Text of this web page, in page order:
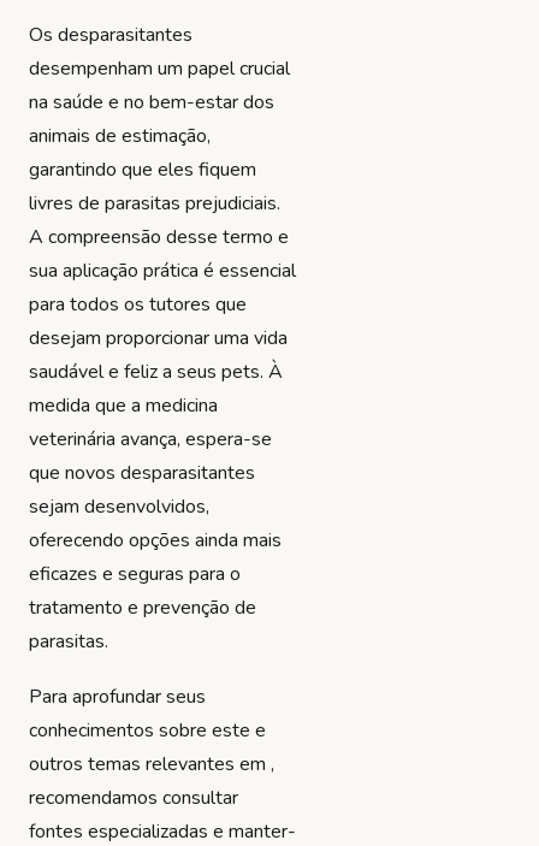
Os desparasitantes
desempenham um papel crucial
na saúde e no bem-estar dos
animais de estimação,
garantindo que eles fiquem
livres de parasitas prejudiciais.
A compreensão desse termo e
sua aplicação prática é essencial
para todos os tutores que
desejam proporcionar uma vida
saudável e feliz a seus pets. À
medida que a medicina
veterinária avança, espera-se
que novos desparasitantes
sejam desenvolvidos,
oferecendo opções ainda mais
eficazes e seguras para o
tratamento e prevenção de
parasitas.
Para aprofundar seus
conhecimentos sobre este e
outros temas relevantes em ,
recomendamos consultar
fontes especializadas e manter-